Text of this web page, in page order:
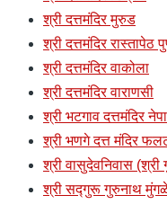
श्री दत्तमंदिर मुरुड
श्री दत्तमंदिर रास्तापेठ
श्री दत्तमंदिर वाकोला
श्री दत्तमंदिर वाराणसी
श्री भटगाव दत्तमंदिर
श्री भणगे दत्त मंदिर
श्री वासुदेवनिवास
श्री सद्गुरू गुरुनाथ मुंगळे